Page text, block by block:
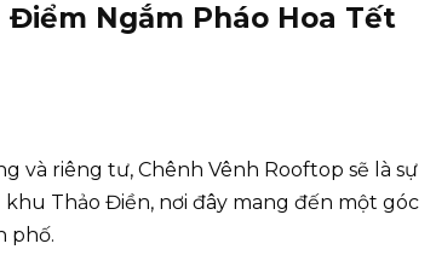
Ngắm Pháo Hoa Tết
và riêng tư, Chênh Vênh Rooftop sẽ là sự
Thảo Điền, nơi đây mang đến một góc
phố.